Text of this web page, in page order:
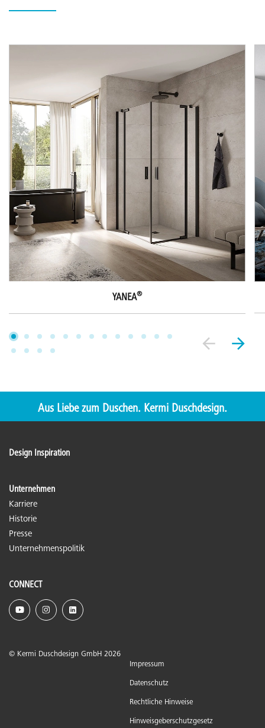
YANEA®
Aus Liebe zum Duschen. Kermi Duschdesign.
Design Inspiration
Unternehmen
Karriere
Historie
Presse
Unternehmenspolitik
CONNECT
© Kermi Duschdesign GmbH 2026
Impressum
Datenschutz
Rechtliche Hinweise
Hinweisgeberschutzgesetz